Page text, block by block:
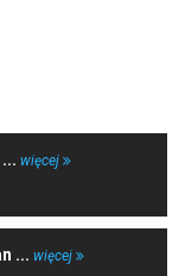
więcej
... więcej